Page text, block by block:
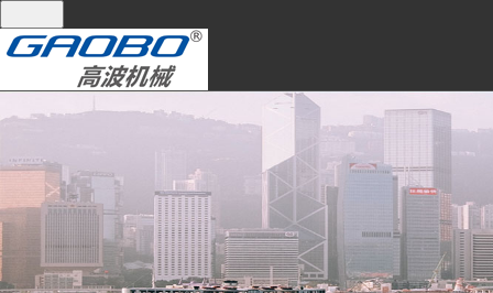
全國統(tǒng)一服務(wù)熱線：
13395101668
網(wǎng)站首頁 關(guān)于我們 產(chǎn)品中心